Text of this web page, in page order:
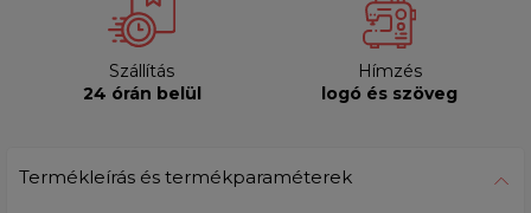
Szállítás
24 órán belül
Hímzés
logó és szöveg
Termékleírás és termékparaméterek